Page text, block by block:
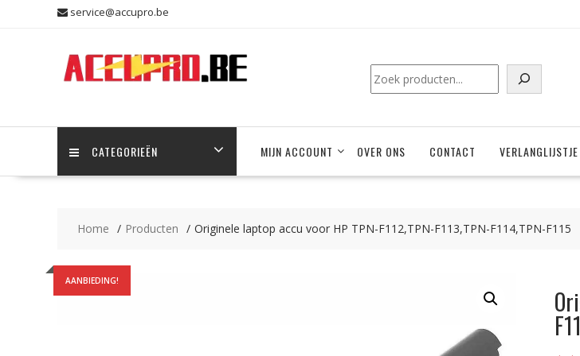
service@accupro.be
Zoeken
CATEGORIEËN MIJN ACCOUNT OVER ONS CONTACT VERLANGLIJSTJE
Home Producten Originele laptop accu voor HP TPN-F112,TPN-F113,TPN-F114,TPN-F115
AANBIEDING!